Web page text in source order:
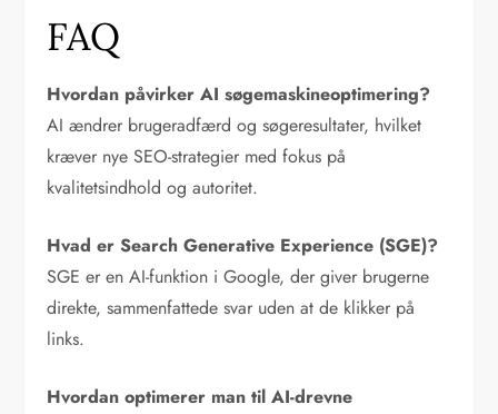
FAQ
Hvordan påvirker AI søgemaskineoptimering?
AI ændrer brugeradfærd og søgeresultater, hvilket
kræver nye SEO-strategier med fokus på
kvalitetsindhold og autoritet.
Hvad er Search Generative Experience (SGE)?
SGE er en AI-funktion i Google, der giver brugerne
direkte, sammenfattede svar uden at de klikker på
links.
Hvordan optimerer man til AI-drevne